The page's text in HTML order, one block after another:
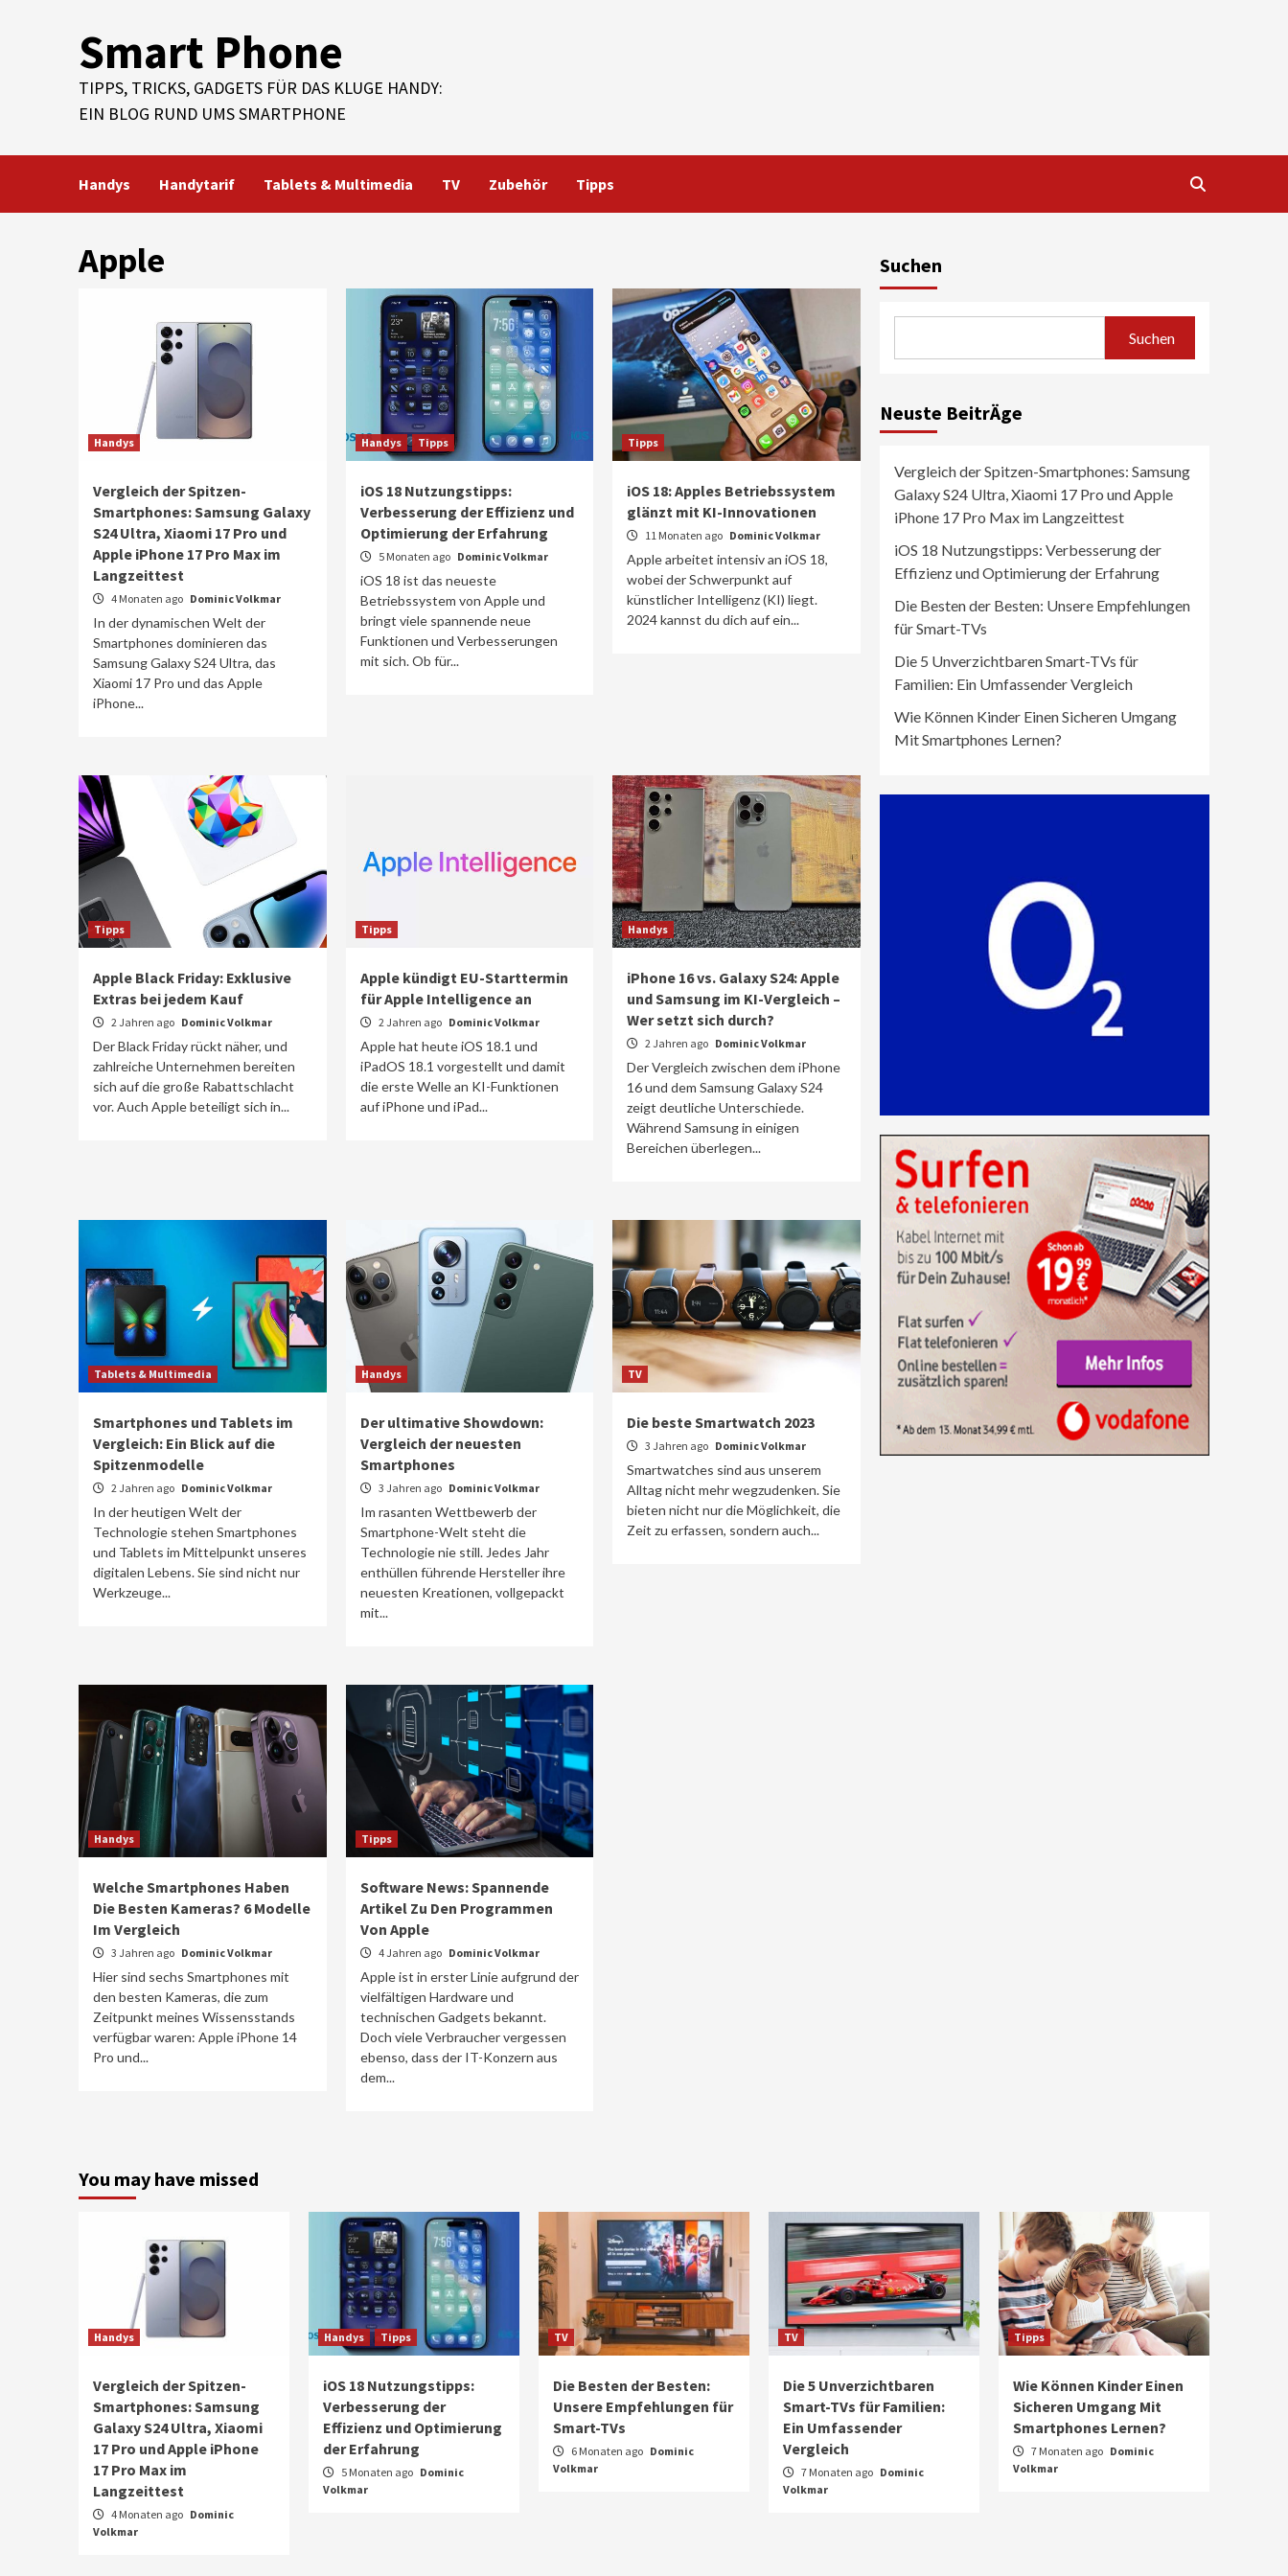
Smart Phone
TIPPS, TRICKS, GADGETS FÜR DAS KLUGE HANDY:
EIN BLOG RUND UMS SMARTPHONE
Handys Handytarif Tablets & Multimedia TV Zubehör Tipps
Apple
Handys
Vergleich der Spitzen-
Smartphones: Samsung Galaxy
S24 Ultra, Xiaomi 17 Pro und
Apple iPhone 17 Pro Max im
Langzeittest
4 Monaten ago Dominic Volkmar
In der dynamischen Welt der
Smartphones dominieren das
Samsung Galaxy S24 Ultra, das
Xiaomi 17 Pro und das Apple
iPhone...
Handys Tipps
iOS 18 Nutzungstipps:
Verbesserung der Effizienz und
Optimierung der Erfahrung
5 Monaten ago Dominic Volkmar
iOS 18 ist das neueste
Betriebssystem von Apple und
bringt viele spannende neue
Funktionen und Verbesserungen
mit sich. Ob für...
Tipps
iOS 18: Apples Betriebssystem
glänzt mit KI-Innovationen
11 Monaten ago Dominic Volkmar
Apple arbeitet intensiv an iOS 18,
wobei der Schwerpunkt auf
künstlicher Intelligenz (KI) liegt.
2024 kannst du dich auf ein...
Tipps
Apple Black Friday: Exklusive
Extras bei jedem Kauf
2 Jahren ago Dominic Volkmar
Der Black Friday rückt näher, und
zahlreiche Unternehmen bereiten
sich auf die große Rabattschlacht
vor. Auch Apple beteiligt sich in...
Tipps
Apple kündigt EU-Starttermin
für Apple Intelligence an
2 Jahren ago Dominic Volkmar
Apple hat heute iOS 18.1 und
iPadOS 18.1 vorgestellt und damit
die erste Welle an KI-Funktionen
auf iPhone und iPad...
Handys
iPhone 16 vs. Galaxy S24: Apple
und Samsung im KI-Vergleich –
Wer setzt sich durch?
2 Jahren ago Dominic Volkmar
Der Vergleich zwischen dem iPhone
16 und dem Samsung Galaxy S24
zeigt deutliche Unterschiede.
Während Samsung in einigen
Bereichen überlegen...
Tablets & Multimedia
Smartphones und Tablets im
Vergleich: Ein Blick auf die
Spitzenmodelle
2 Jahren ago Dominic Volkmar
In der heutigen Welt der
Technologie stehen Smartphones
und Tablets im Mittelpunkt unseres
digitalen Lebens. Sie sind nicht nur
Werkzeuge...
Handys
Der ultimative Showdown:
Vergleich der neuesten
Smartphones
3 Jahren ago Dominic Volkmar
Im rasanten Wettbewerb der
Smartphone-Welt steht die
Technologie nie still. Jedes Jahr
enthüllen führende Hersteller ihre
neuesten Kreationen, vollgepackt
mit...
TV
Die beste Smartwatch 2023
3 Jahren ago Dominic Volkmar
Smartwatches sind aus unserem
Alltag nicht mehr wegzudenken. Sie
bieten nicht nur die Möglichkeit, die
Zeit zu erfassen, sondern auch...
Handys
Welche Smartphones Haben
Die Besten Kameras? 6 Modelle
Im Vergleich
3 Jahren ago Dominic Volkmar
Hier sind sechs Smartphones mit
den besten Kameras, die zum
Zeitpunkt meines Wissensstands
verfügbar waren: Apple iPhone 14
Pro und...
Tipps
Software News: Spannende
Artikel Zu Den Programmen
Von Apple
4 Jahren ago Dominic Volkmar
Apple ist in erster Linie aufgrund der
vielfältigen Hardware und
technischen Gadgets bekannt.
Doch viele Verbraucher vergessen
ebenso, dass der IT-Konzern aus
dem...
Suchen
Suchen
Neuste BeitrÄge
Vergleich der Spitzen-Smartphones: Samsung
Galaxy S24 Ultra, Xiaomi 17 Pro und Apple
iPhone 17 Pro Max im Langzeittest
iOS 18 Nutzungstipps: Verbesserung der
Effizienz und Optimierung der Erfahrung
Die Besten der Besten: Unsere Empfehlungen
für Smart-TVs
Die 5 Unverzichtbaren Smart-TVs für
Familien: Ein Umfassender Vergleich
Wie Können Kinder Einen Sicheren Umgang
Mit Smartphones Lernen?
You may have missed
Handys
Vergleich der Spitzen-
Smartphones: Samsung
Galaxy S24 Ultra, Xiaomi
17 Pro und Apple iPhone
17 Pro Max im
Langzeittest
4 Monaten ago Dominic
Volkmar
Handys Tipps
iOS 18 Nutzungstipps:
Verbesserung der
Effizienz und Optimierung
der Erfahrung
5 Monaten ago Dominic
Volkmar
TV
Die Besten der Besten:
Unsere Empfehlungen für
Smart-TVs
6 Monaten ago Dominic
Volkmar
TV
Die 5 Unverzichtbaren
Smart-TVs für Familien:
Ein Umfassender
Vergleich
7 Monaten ago Dominic
Volkmar
Tipps
Wie Können Kinder Einen
Sicheren Umgang Mit
Smartphones Lernen?
7 Monaten ago Dominic
Volkmar